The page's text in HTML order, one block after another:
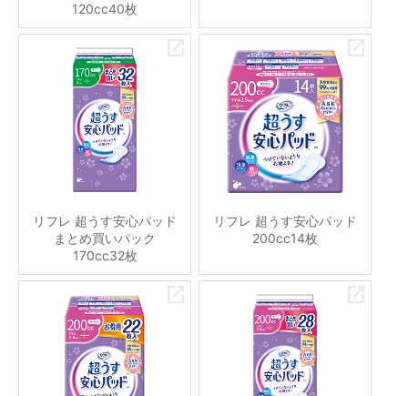
120cc40枚
リフレ 超うす安心パッド
まとめ買いパック
170cc32枚
リフレ 超うす安心パッド
200cc14枚